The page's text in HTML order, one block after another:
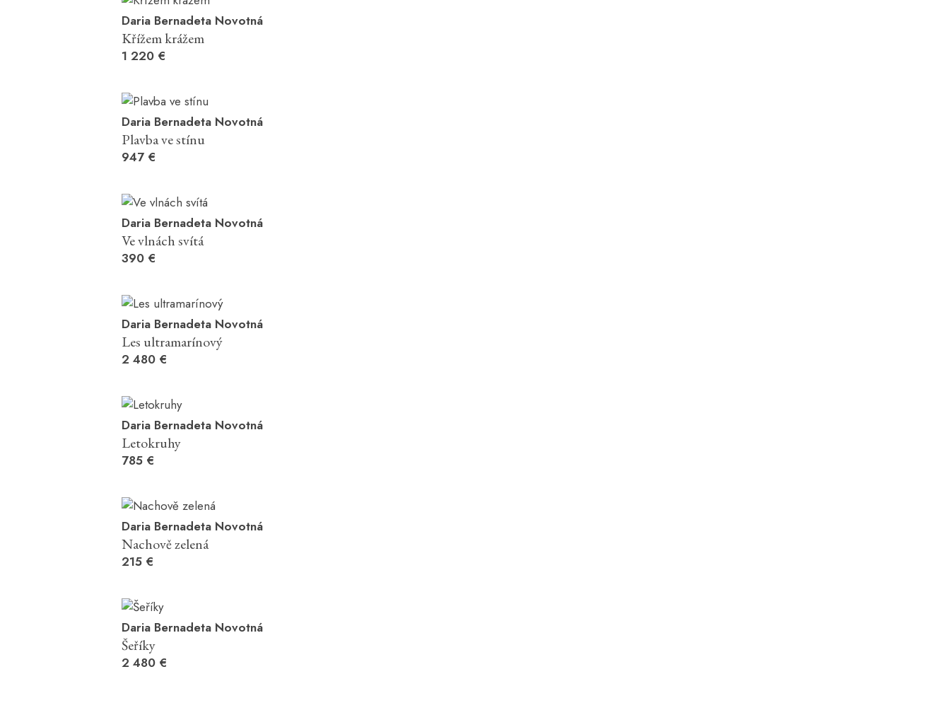
Daria Bernadeta Novotná
Křížem krážem
1 220 €
Daria Bernadeta Novotná
Plavba ve stínu
947 €
Daria Bernadeta Novotná
Ve vlnách svítá
390 €
Daria Bernadeta Novotná
Les ultramarínový
2 480 €
Daria Bernadeta Novotná
Letokruhy
785 €
Daria Bernadeta Novotná
Nachově zelená
215 €
Daria Bernadeta Novotná
Šeříky
2 480 €